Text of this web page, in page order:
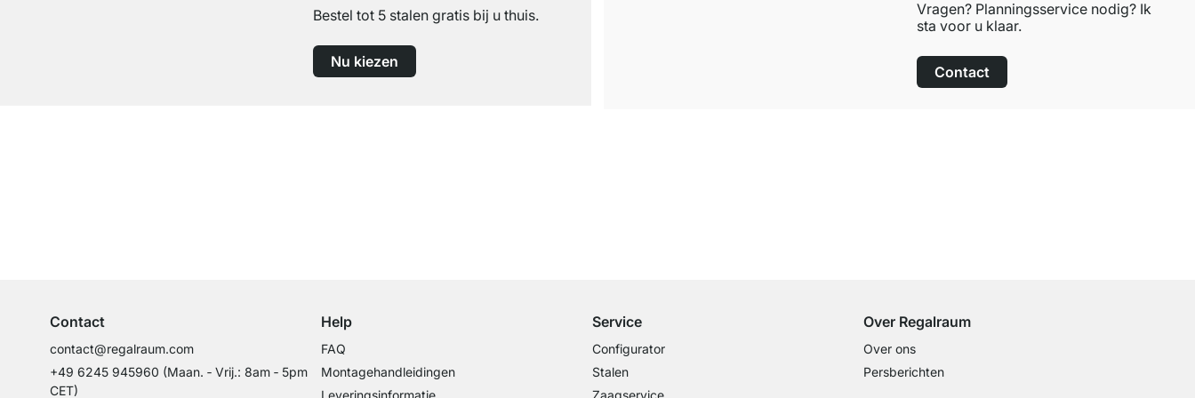
Bestel tot 5 stalen gratis bij u thuis.
Nu kiezen
Vragen? Planningsservice nodig? Ik
sta voor u klaar.
Contact
Contact
contact@regalraum.com
+49 6245 945960 (Maan. ‑ Vrij.: 8am ‑ 5pm
CET)
Help
FAQ
Montagehandleidingen
Leveringsinformatie
Service
Configurator
Stalen
Zaagservice
Over Regalraum
Over ons
Persberichten